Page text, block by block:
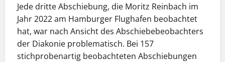
Jede dritte Abschiebung, die Moritz Reinbach im
Jahr 2022 am Hamburger Flughafen beobachtet
hat, war nach Ansicht des Abschiebebeobachters
der Diakonie problematisch. Bei 157
stichprobenartig beobachteten Abschiebungen